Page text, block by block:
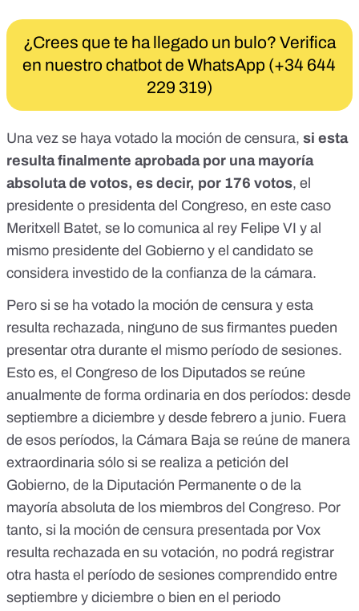
¿Crees que te ha llegado un bulo? Verifica
en nuestro chatbot de WhatsApp (+34 644
229 319)
Una vez se haya votado la moción de censura, si esta
resulta finalmente aprobada por una mayoría
absoluta de votos, es decir, por 176 votos, el
presidente o presidenta del Congreso, en este caso
Meritxell Batet, se lo comunica al rey Felipe VI y al
mismo presidente del Gobierno y el candidato se
considera investido de la confianza de la cámara.
Pero si se ha votado la moción de censura y esta
resulta rechazada, ninguno de sus firmantes pueden
presentar otra durante el mismo período de sesiones.
Esto es, el Congreso de los Diputados se reúne
anualmente de forma ordinaria en dos períodos: desde
septiembre a diciembre y desde febrero a junio. Fuera
de esos períodos, la Cámara Baja se reúne de manera
extraordinaria sólo si se realiza a petición del
Gobierno, de la Diputación Permanente o de la
mayoría absoluta de los miembros del Congreso. Por
tanto, si la moción de censura presentada por Vox
resulta rechazada en su votación, no podrá registrar
otra hasta el período de sesiones comprendido entre
septiembre y diciembre o bien en el periodo